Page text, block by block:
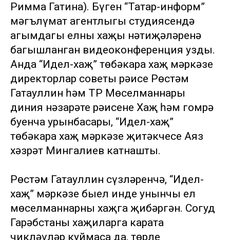
Римма Гатина). Бүген “Татар-информ”
мәгълүмат агентлыгы студиясендә
агымдагы елның хаҗы нәтиҗәләренә
багышланган видеоконференция узды.
Анда “Идел-хаҗ” төбәкара хаҗ мәркәзе
директорлар советы рәисе Рөстәм
Гатауллин һәм ТР Мөселманнары
диния нәзарәте рәисенең Хаҗ һәм гомрә
буенча урынбасары, “Идел-хаҗ”
төбәкара хаҗ мәркәзе җитәкчесе Аяз
хәзрәт Мингалиев катнашты.
Рөстәм Гатауллин сүзләренчә, “Идел-
хаҗ” мәркәзе быел инде унынчы ел
мөселманнарны хаҗга җибәргән. Согуд
Гарәбстаны хаҗиларга карата
чикләүләр куймаса да, төрле